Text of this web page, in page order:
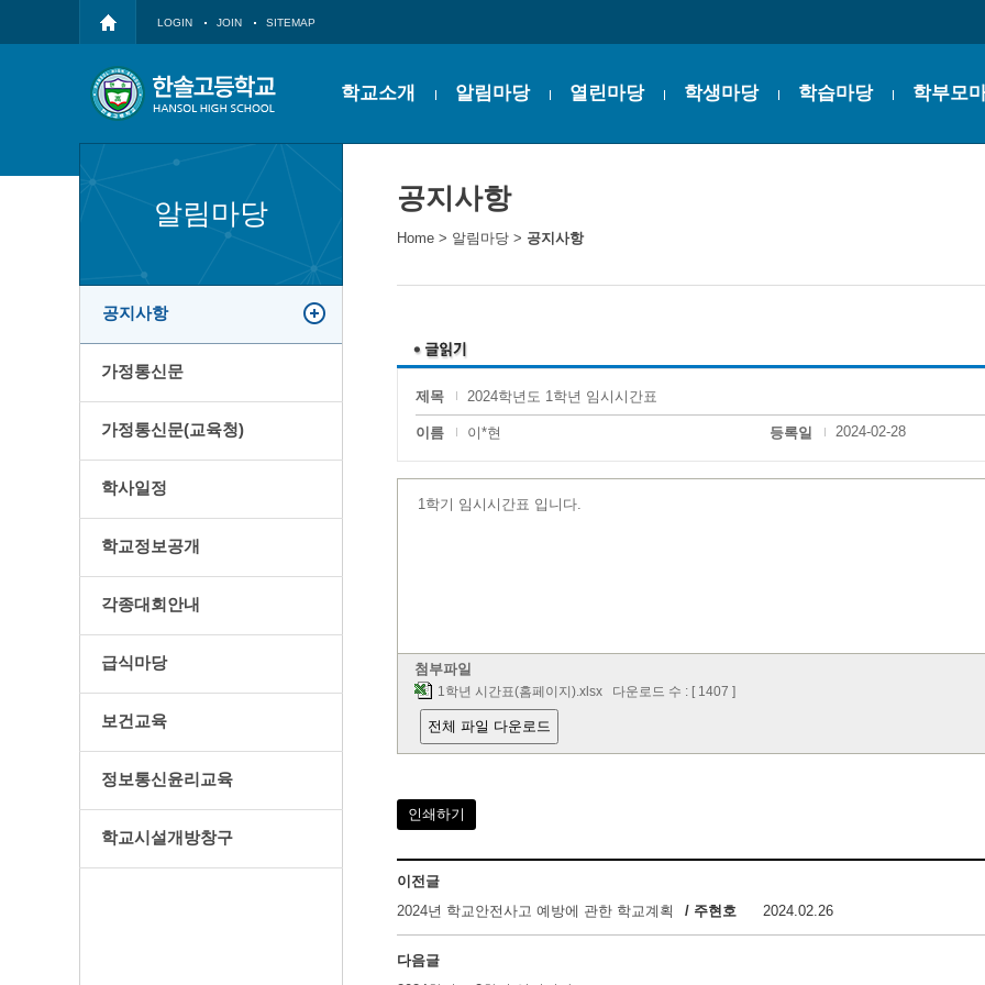
LOGIN JOIN SITEMAP
학교소개 알림마당 열린마당 학생마당 학습마당 학부모
알림마당
공지사항
가정통신문
가정통신문(교육청)
학사일정
학교정보공개
각종대회안내
급식마당
보건교육
정보통신윤리교육
학교시설개방창구
공지사항
Home > 알림마당 > 공지사항
제목 2024학년도 1학년 임시시간표
이름 이*현 등록일 2024-02-28
1학기 임시시간표 입니다.
첨부파일
1학년 시간표(홈페이지).xlsx 다운로드 수 : [ 1407 ]
전체 파일 다운로드
인쇄하기
이전글
2024년 학교안전사고 예방에 관한 학교계획
/ 주현호 2024.02.26
다음글